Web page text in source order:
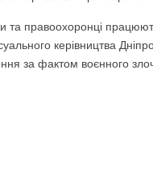
та правоохоронці
керівництва
за фактом воєнного